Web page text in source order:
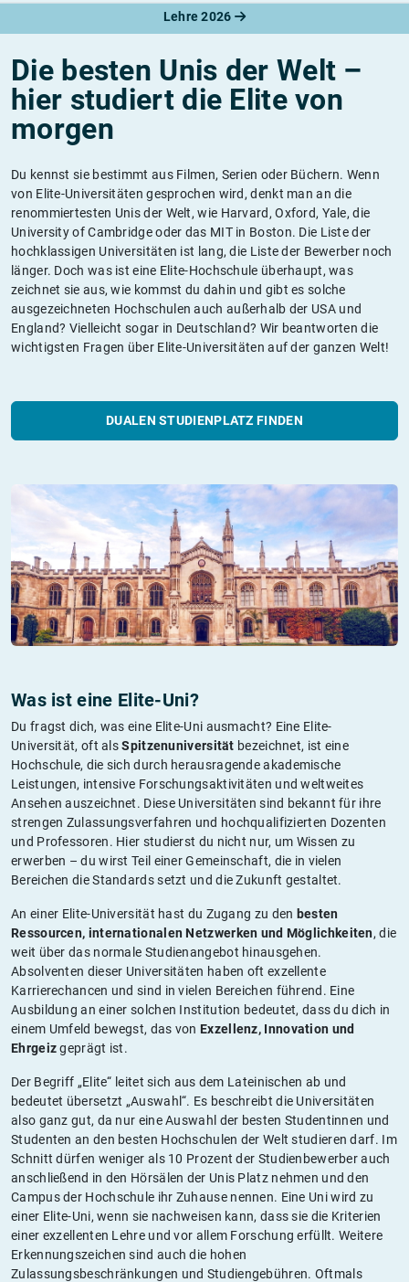
Lehre 2026
Die besten Unis der Welt –
hier studiert die Elite von
morgen
Du kennst sie bestimmt aus Filmen, Serien oder Büchern. Wenn
von Elite-Universitäten gesprochen wird, denkt man an die
renommiertesten Unis der Welt, wie Harvard, Oxford, Yale, die
University of Cambridge oder das MIT in Boston. Die Liste der
hochklassigen Universitäten ist lang, die Liste der Bewerber noch
länger. Doch was ist eine Elite-Hochschule überhaupt, was
zeichnet sie aus, wie kommst du dahin und gibt es solche
ausgezeichneten Hochschulen auch außerhalb der USA und
England? Vielleicht sogar in Deutschland? Wir beantworten die
wichtigsten Fragen über Elite-Universitäten auf der ganzen Welt!
DUALEN STUDIENPLATZ FINDEN
Was ist eine Elite-Uni?
Du fragst dich, was eine Elite-Uni ausmacht? Eine Elite-
Universität, oft alsSpitzenuniversität bezeichnet, ist eine
Hochschule, die sich durch herausragende akademische
Leistungen, intensive Forschungsaktivitäten und weltweites
Ansehen auszeichnet. Diese Universitäten sind bekannt für ihre
strengen Zulassungsverfahren und hochqualifizierten Dozenten
und Professoren. Hier studierst du nicht nur, um Wissen zu
erwerben – du wirst Teil einer Gemeinschaft, die in vielen
Bereichen die Standards setzt und die Zukunft gestaltet.
An einer Elite-Universität hast du Zugang zu den besten
Ressourcen, internationalen Netzwerken und Möglichkeiten, die
weit über das normale Studienangebot hinausgehen.
Absolventen dieser Universitäten haben oft exzellente
Karrierechancen und sind in vielen Bereichen führend. Eine
Ausbildung an einer solchen Institution bedeutet, dass du dich in
einem Umfeld bewegst, das von Exzellenz, Innovation und
Ehrgeizgeprägt ist.
Der Begriff „Elite“ leitet sich aus dem Lateinischen ab und
bedeutet übersetzt „Auswahl“. Es beschreibt die Universitäten
also ganz gut, da nur eine Auswahl der besten Studentinnen und
Studenten an den besten Hochschulen der Welt studieren darf. Im
Schnitt dürfen weniger als 10 Prozent der Studienbewerber auch
anschließend in den Hörsälen der Unis Platz nehmen und den
Campus der Hochschule ihr Zuhause nennen. Eine Uni wird zu
einer Elite-Uni, wenn sie nachweisen kann, dass sie die Kriterien
einer exzellenten Lehre und vor allem Forschung erfüllt. Weitere
Erkennungszeichen sind auch die hohen
Zulassungsbeschränkungen und Studiengebühren. Oftmals